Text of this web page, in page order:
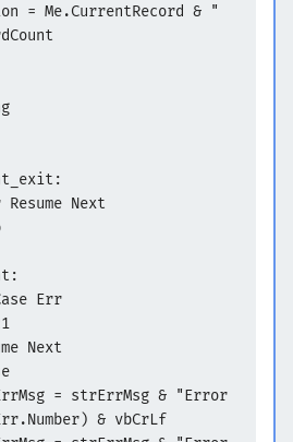
= Me.CurrentRecord & "
Next
Err
strErrMsg & "Error
& vbCrLf